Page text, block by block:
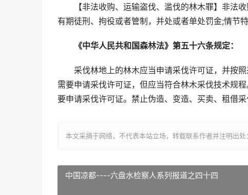
【非法收购、运输盗伐、滥伐的林木罪】非法收
有期徒刑、拘役或者管制，并处或者单处罚金;情节
《中华人民共和国森林法》第五十六条规定：
采伐林地上的林木应当申请采伐许可证，并按照
需要申请采伐许可证，但应当符合林木采伐技术规
要申请采伐许可证。禁止伪造、变造、买卖、租借
本文采摘于网络，不代表本站立场，转载联系作者并注明
中国凉都----六盘水检察人系列报道之四十四